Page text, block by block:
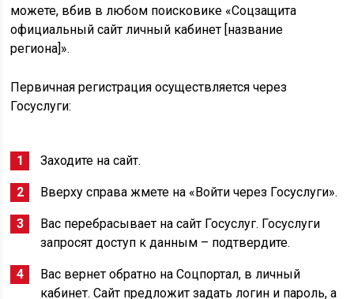
можете, вбив в любом поисковике «Соцзащита
официальный сайт личный кабинет [название
региона]».
Первичная регистрация осуществляется через
Госуслуги:
Заходите на сайт.
Вверху справа жмете на «Войти через Госуслуги».
Вас перебрасывает на сайт Госуслуг. Госуслуги
запросят доступ к данным – подтвердите.
Вас вернет обратно на Соцпортал, в личный
кабинет. Сайт предложит задать логин и пароль, а